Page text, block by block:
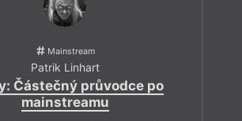
Mainstream
Patrik Linhart
Částečný průvodce po
mainstreamu